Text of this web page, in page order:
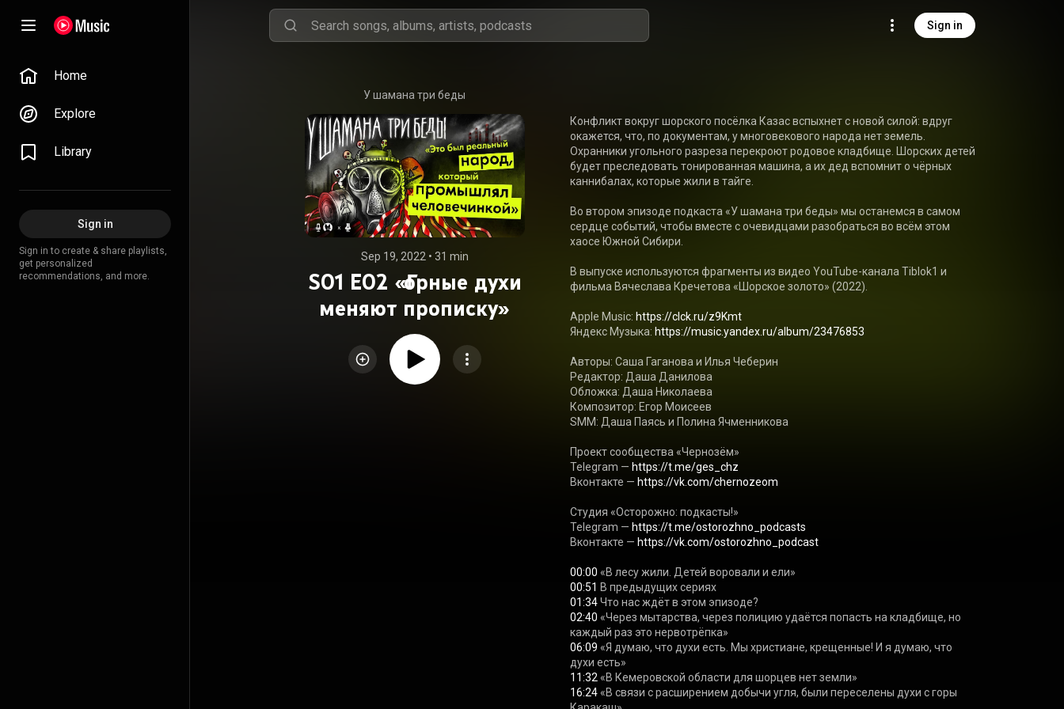
Sign in
Home
Explore
Library
Sign in
Sign in to create & share playlists,
get personalized
recommendations, and more.
У шамана три беды
Sep 19, 2022 • 31 min
S01 E02 «Горные духи
меняют прописку»
Конфликт вокруг шорского посёлка Казас вспыхнет с новой силой: вдруг
окажется, что, по документам, у многовекового народа нет земель.
Охранники угольного разреза перекроют родовое кладбище. Шорских детей
будет преследовать тонированная машина, а их дед вспомнит о чёрных
каннибалах, которые жили в тайге.
Во втором эпизоде подкаста «У шамана три беды» мы останемся в самом
сердце событий, чтобы вместе с очевидцами разобраться во всём этом
хаосе Южной Сибири.
В выпуске используются фрагменты из видео YouTube-канала Tiblok1 и
фильма Вячеслава Кречетова «Шорское золото» (2022).
Apple Music: https://clck.ru/z9Kmt
Яндекс Музыка: https://music.yandex.ru/album/23476853
Авторы: Саша Гаганова и Илья Чеберин
Редактор: Даша Данилова
Обложка: Даша Николаева
Композитор: Егор Моисеев
SMM: Даша Паясь и Полина Ячменникова
Проект сообщества «Чернозём»
Telegram — https://t.me/ges_chz
Вконтакте — https://vk.com/chernozeom
Студия «Осторожно: подкасты!»
Telegram — https://t.me/ostorozhno_podcasts
Вконтакте — https://vk.com/ostorozhno_podcast
00:00
00:51
01:34
02:40 «Через мытарства, через полицию удаётся попасть на кладбище, но
06:09 «Я думаю, что духи есть. Мы христиане, крещенные! И я думаю, что
11:32
16:24 «В связи с расширением добычи угля, были переселены духи с горы